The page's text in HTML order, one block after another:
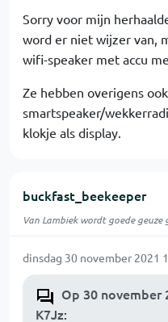
Sorry voor mijn
word er niet wijzer van,
wifi-speaker met accu
Ze hebben overigens
smartspeaker/
klokje als display.
buckfast_beekeeper
Van Lambiek wordt goede geuze
dinsdag 30 november 2021
Op 30 november
K7Jz: